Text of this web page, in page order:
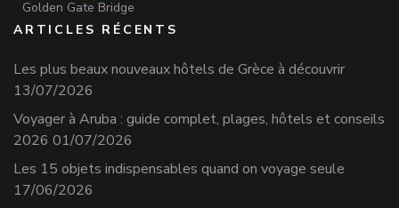
Golden Gate Bridge
ARTICLES RÉCENTS
Les plus beaux nouveaux hôtels de Grèce à découvrir
13/07/2026
Voyager à Aruba : guide complet, plages, hôtels et conseils
2026 01/07/2026
Les 15 objets indispensables quand on voyage seule
17/06/2026